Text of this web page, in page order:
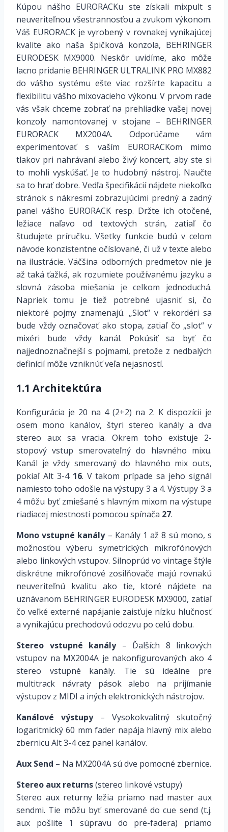
Kúpou nášho EURORACKu ste získali mixpult s
neuveriteľnou všestrannosťou a zvukom výkonom.
Váš EURORACK je vyrobený v rovnakej vynikajúcej
kvalite ako naša špičková konzola, BEHRINGER
EURODESK MX9000. Neskôr uvidíme, ako môže
lacno pridanie BEHRINGER ULTRALINK PRO MX882
do vášho systému ešte viac rozšírte kapacitu a
flexibilitu vášho mixovacieho výkonu. V prvom rade
vás však chceme zobrať na prehliadke vašej novej
konzoly namontovanej v stojane – BEHRINGER
EURORACK MX2004A. Odporúčame vám
experimentovať s vaším EURORACKom mimo
tlakov pri nahrávaní alebo živý koncert, aby ste si
to mohli vyskúšať. Je to hudobný nástroj. Naučte
sa to hrať dobre. Vedľa špecifikácií nájdete niekoľko
stránok s nákresmi zobrazujúcimi predný a zadný
panel vášho EURORACK resp. Držte ich otočené,
ležiace naľavo od textových strán, zatiaľ čo
študujete príručku. Všetky funkcie budú v celom
návode konzistentne očíslované, či už v texte alebo
na ilustrácie. Väčšina odborných predmetov nie je
až taká ťažká, ak rozumiete používanému jazyku a
slovná zásoba miešania je celkom jednoduchá.
Napriek tomu je tiež potrebné ujasniť si, čo
niektoré pojmy znamenajú. „Slot“ v rekordéri sa
bude vždy označovať ako stopa, zatiaľ čo „slot“ v
mixéri bude vždy kanál. Pokúsiť sa byť čo
najjednoznačnejší s pojmami, pretože z nedbalých
definícií môže vzniknúť veľa nejasností.
1.1 Architektúra
Konfigurácia je 20 na 4 (2+2) na 2. K dispozícii je
osem mono kanálov, štyri stereo kanály a dva
stereo aux sa vracia. Okrem toho existuje 2-
stopový vstup smerovateľný do hlavného mixu.
Kanál je vždy smerovaný do hlavného mix outs,
pokiaľ Alt 3-4 16. V takom prípade sa jeho signál
namiesto toho odošle na výstupy 3 a 4. Výstupy 3 a
4 môžu byť zmiešané s hlavným mixom na výstupe
riadiacej miestnosti pomocou spínača 27.
Mono vstupné kanály– Kanály 1 až 8 sú mono, s
možnosťou výberu symetrických mikrofónových
alebo linkových vstupov. Silnoprúd vo vintage štýle
diskrétne mikrofónové zosilňovače majú rovnakú
neuveriteľnú kvalitu ako tie, ktoré nájdete na
uznávanom BEHRINGER EURODESK MX9000, zatiaľ
čo veľké externé napájanie zaisťuje nízku hlučnosť
a vynikajúcu prechodovú odozvu po celú dobu.
Stereo vstupné kanály– Ďalších 8 linkových
vstupov na MX2004A je nakonfigurovaných ako 4
stereo vstupné kanály. Tie sú ideálne pre
multitrack návraty pások alebo na prijímanie
výstupov z MIDI a iných elektronických nástrojov.
Kanálové výstupy– Vysokokvalitný skutočný
logaritmický 60 mm fader napája hlavný mix alebo
zbernicu Alt 3-4 cez panel kanálov.
Aux Send – Na MX2004A sú dve pomocné zbernice.
Stereo aux returns(stereo linkové vstupy)
Stereo aux returny ležia priamo nad master aux
sendmi. Tie môžu byť smerované do cue send (t.j.
aux pošlite 1 súpravu do pre-fadera) priamo